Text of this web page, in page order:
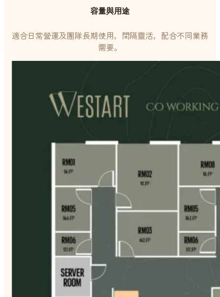
容量與用途
適合日常營運及團隊長期使用，間隔靈活，配合不同業務
需要。